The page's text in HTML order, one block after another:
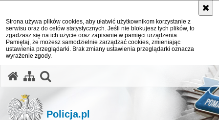
Strona używa plików cookies, aby ułatwić użytkownikom korzystanie z
serwisu oraz do celów statystycznych. Jeśli nie blokujesz tych plików, to
zgadzasz się na ich użycie oraz zapisanie w pamięci urządzenia.
Pamiętaj, że możesz samodzielnie zarządzać cookies, zmieniając
ustawienia przeglądarki. Brak zmiany ustawienia przeglądarki oznacza
wyrażenie zgody.
Policja.pl